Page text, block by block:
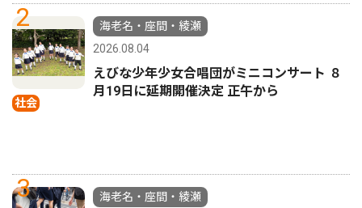
2
社会
海老名・座間・綾瀬
2026.08.04
えびな少年少女合唱団がミニコンサート ８
月19日に延期開催決定 正午から
3
海老名・座間・綾瀬